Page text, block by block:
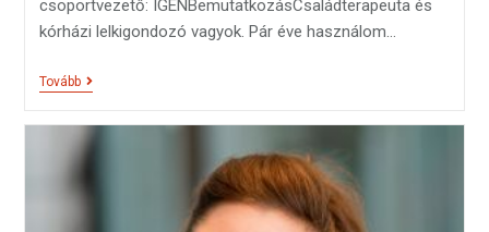
csoportvezető: IGENBemutatkozásCsaládterapeuta és
kórházi lelkigondozó vagyok. Pár éve használom…
Tovább